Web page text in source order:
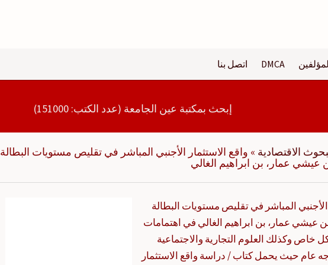
DMCA اتصل بنا
إبحث بمكتبة عين الجامعة (عدد الكتب: 151000)
الاقتصادية » واقع الاستثمار الأجنبي المباشر في تقليص مستويات
المباشر في تقليص مستويات البطالة
الجزائر خلال الفترة 1990 2010 بن عيشي عمار، بن ابراهيم الغالي في اهتمامات
خاص وكذلك العلوم التجارية والاجتماعية
حيث يحمل كتاب / دراسة واقع الاستثمار